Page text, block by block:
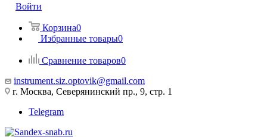
Войти
Корзина0
Избранные товары0
Сравнение товаров0
instrument.siz.optovik@gmail.com
г. Москва, Северянинский пр., 9, стр. 1
Telegram